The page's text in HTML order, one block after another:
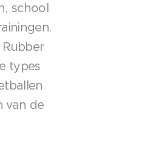
school
Rubber
types
van de